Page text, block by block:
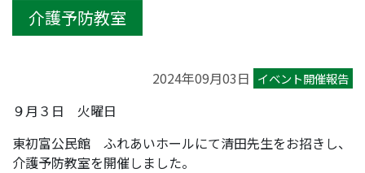
介護予防教室
2024年09月03日 イベント開催報告
９月３日 火曜日
東初富公民館 ふれあいホールにて清田先生をお招きし、
介護予防教室を開催しました。